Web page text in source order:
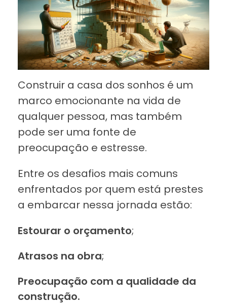
Construir a casa dos sonhos é um
marco emocionante na vida de
qualquer pessoa, mas também
pode ser uma fonte de
preocupação e estresse.
Entre os desafios mais comuns
enfrentados por quem está prestes
a embarcar nessa jornada estão:
Estourar o orçamento;
Atrasos na obra;
Preocupação com a qualidade da
construção.